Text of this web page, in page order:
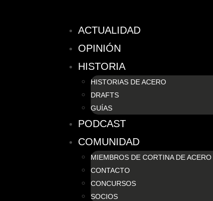
ACTUALIDAD
OPINIÓN
HISTORIA
HISTORIAS DE ACERO
DRAFTS
GUÍAS
PODCAST
COMUNIDAD
MIEMBROS DE CORTINA DE ACERO
CONTACTO
CONCURSOS
SOCIOS